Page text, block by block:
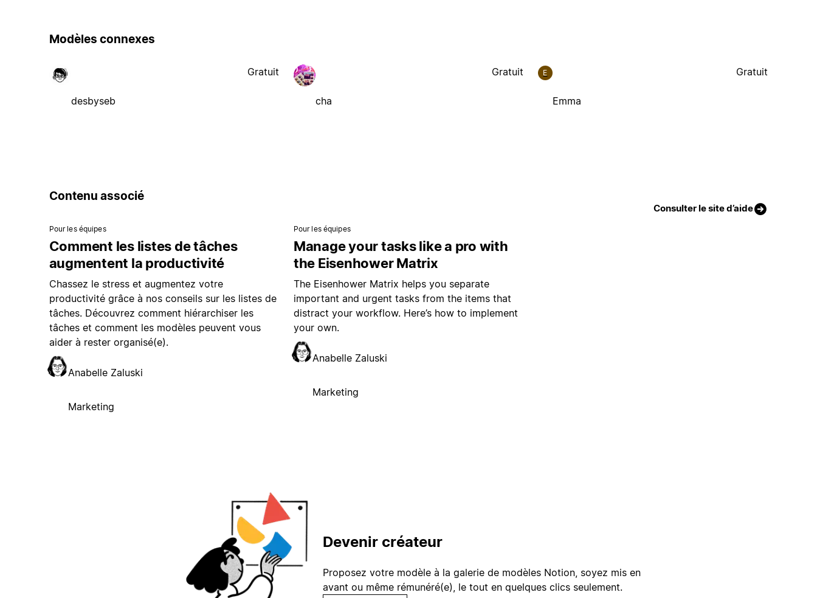
Modèles connexes
desbyseb
Gratuit
cha
Gratuit E
Emma
Gratuit
Contenu associé
Consulter le site d’aide
Pour les équipes
Comment les listes de tâches
augmentent la productivité
Chassez le stress et augmentez votre
productivité grâce à nos conseils sur les listes de
tâches. Découvrez comment hiérarchiser les
tâches et comment les modèles peuvent vous
aider à rester organisé(e).
Anabelle Zaluski
Marketing
Pour les équipes
Manage your tasks like a pro with
the Eisenhower Matrix
The Eisenhower Matrix helps you separate
important and urgent tasks from the items that
distract your workflow. Here’s how to implement
your own.
Anabelle Zaluski
Marketing
Devenir créateur
Proposez votre modèle à la galerie de modèles Notion, soyez mis en
avant ou même rémunéré(e), le tout en quelques clics seulement.